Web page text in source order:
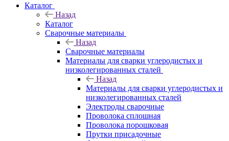
Каталог
Назад
Каталог
Сварочные материалы
Назад
Сварочные материалы
Материалы для сварки углеродистых и
низколегированных сталей
Назад
Материалы для сварки углеродистых и
низколегированных сталей
Электроды сварочные
Проволока сплошная
Проволока порошковая
Прутки присадочные